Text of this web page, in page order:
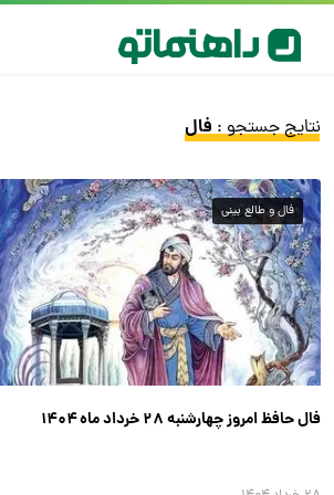
نتایج جستجو :فال
فال و طالع بینی
فال حافظ امروز چهارشنبه ۲۸ خرداد ماه ۱۴۰۴